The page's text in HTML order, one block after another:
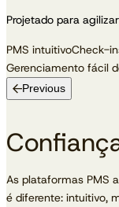
Projetado para
PMS intuitivoCheck-
Gerenciamento fácil
Previous
As plataformas PMS
é diferente: intuitivo,